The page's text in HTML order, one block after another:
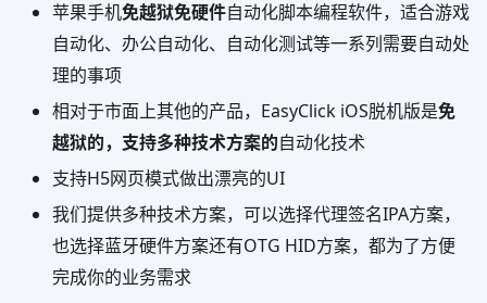
苹果手机免越狱免硬件自动化脚本编程软件，适合游戏
自动化、办公自动化、自动化测试等一系列需要自动处
理的事项
相对于市面上其他的产品，EasyClick iOS脱机版是免
越狱的，支持多种技术方案的自动化技术
支持H5网页模式做出漂亮的UI
我们提供多种技术方案，可以选择代理签名IPA方案，
也选择蓝牙硬件方案还有OTG HID方案，都为了方便
完成你的业务需求